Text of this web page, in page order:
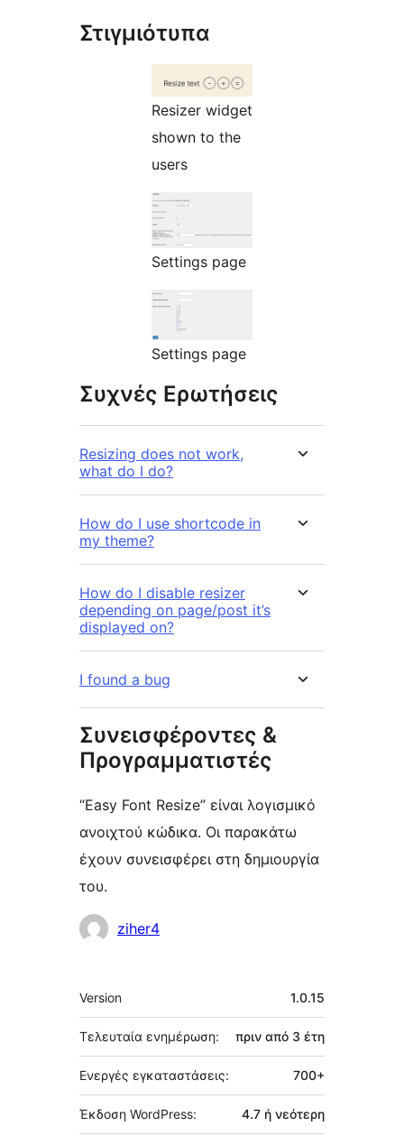
Στιγμιότυπα
Resizer widget
shown to the
users
Settings page
Settings page
Συχνές Ερωτήσεις
Resizing does not work,
what do I do?
How do I use shortcode in
my theme?
How do I disable resizer
depending on page/post it’s
displayed on?
I found a bug
Συνεισφέροντες &
Προγραμματιστές
“Easy Font Resize” είναι λογισμικό
ανοιχτού κώδικα. Οι παρακάτω
έχουν συνεισφέρει στη δημιουργία
του.
Συντελεστές
ziher4
Μεταστοιχεία
Version 1.0.15
Τελευταία ενημέρωση: πριν από 3 έτη
Ενεργές εγκαταστάσεις: 700+
Έκδοση WordPress: 4.7 ή νεότερη